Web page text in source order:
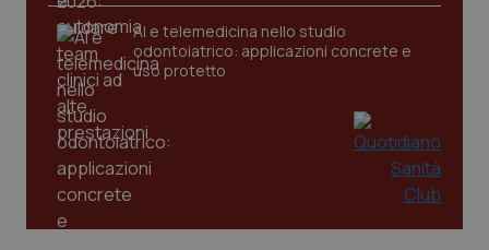
AI e telemedicina nello studio
odontoiatrico: applicazioni concrete e
uso protetto
tracking-sites-ironfish-
tracking-enable
www.quotidianosanita.it